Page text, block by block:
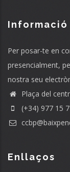
Per posar-te en
presencialment,
nostra seu
Plaça del
(+34) 977 15
Enllaços